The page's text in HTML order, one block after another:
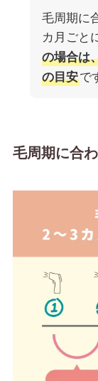
毛周期に
カ月ごと
の場合は
の目安で
毛周期に合